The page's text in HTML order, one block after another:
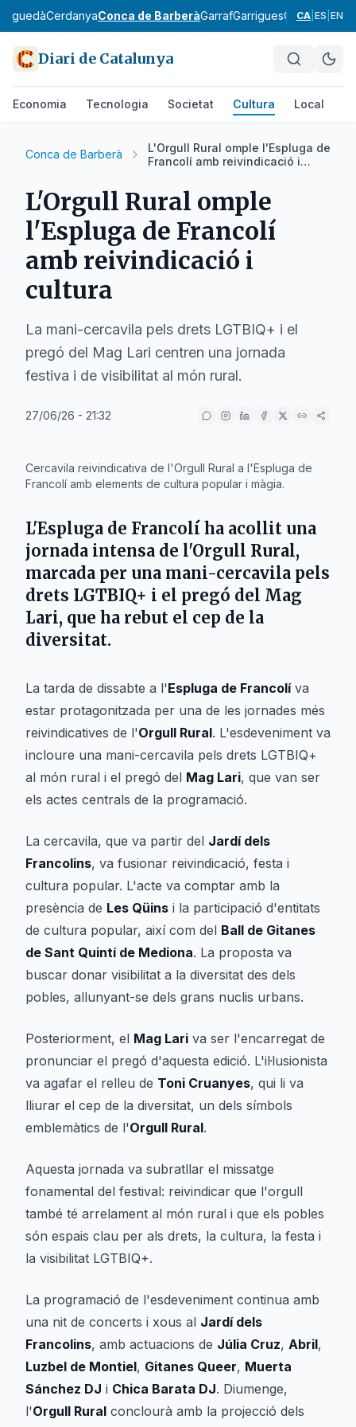
CerdanyaConca de BarberàGarrafGarriguesGarrotxa
CA ES EN
Diari de Catalunya
Economia Tecnologia Societat Cultura Local
Conca de Barberà
L'Orgull Rural omple l'Espluga de
Francolí amb reivindicació i
L'Orgull Rural omple
l'Espluga de Francolí
amb reivindicació i
cultura
La mani-cercavila pels drets LGTBIQ+ i el
pregó del Mag Lari centren una jornada
festiva i de visibilitat al món rural.
27/06/26 - 21:32
Cercavila reivindicativa de l'Orgull Rural a l'Espluga de
Francolí amb elements de cultura popular i màgia.
L'Espluga de Francolí ha acollit una
jornada intensa de l'Orgull Rural,
marcada per una mani-cercavila pels
drets LGTBIQ+ i el pregó del Mag
Lari, que ha rebut el cep de la
diversitat.
La tarda de dissabte a l'Espluga de Francolíva
estar protagonitzada per una de les jornades més
reivindicatives de l'Orgull Rural. L'esdeveniment va
incloure una mani-cercavila pels drets LGTBIQ+
al món rural i el pregó del Mag Lari, que van ser
els actes centrals de la programació.
La cercavila, que va partir del Jardí dels
Francolins, va fusionar reivindicació, festa i
cultura popular. L'acte va comptar amb la
presència de Les Qüins i la participació d'entitats
de cultura popular, així com del Ball de Gitanes
de Sant Quintí de Mediona. La proposta va
buscar donar visibilitat a la diversitat des dels
pobles, allunyant-se dels grans nuclis urbans.
Posteriorment, el Mag Lari va ser l'encarregat de
pronunciar el pregó d'aquesta edició. L'il·lusionista
va agafar el relleu de Toni Cruanyes, qui li va
lliurar el cep de la diversitat, un dels símbols
emblemàtics de l'Orgull Rural.
Aquesta jornada va subratllar el missatge
fonamental del festival: reivindicar que l'orgull
també té arrelament al món rural i que els pobles
són espais clau per als drets, la cultura, la festa i
la visibilitat LGTBIQ+.
La programació de l'esdeveniment continua amb
una nit de concerts i xous al Jardí dels
Francolins, amb actuacions de Júlia Cruz, Abril,
Luzbel de Montiel, Gitanes Queer, Muerta
Sánchez DJ i Chica Barata DJ. Diumenge,
l'Orgull Rural conclourà amb la projecció dels